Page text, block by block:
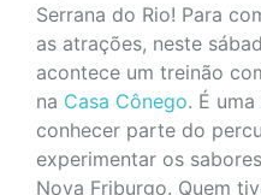
Serrana do Rio! Para
as atrações, neste
acontece um treinão
na Casa Cônego. É
conhecer parte do
experimentar os
Nova Friburgo. Quem